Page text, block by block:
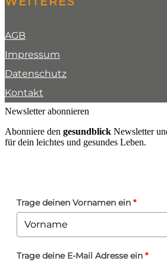
AGB
Impressum
Datenschutz
Kontakt
Newsletter abonnieren
Abonniere den gesundblick Newsletter
für dein leichtes und gesundes Leben.
Trage deinen Vornamen ein *
Trage deine E-Mail Adresse ein *